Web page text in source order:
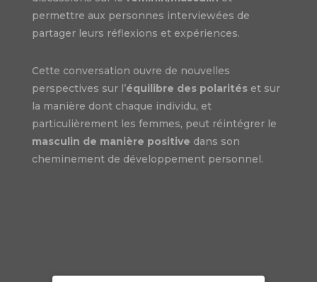
permettre aux personnes interviewées de
partager leurs réflexions et expériences.
Cette conversation ouvre de nouvelles
perspectives sur l’équilibre des polaritéset sur
la manière dont chaque individu, et
particulièrement les femmes, peut réintégrer le
masculin de manière positive dans son
cheminement de développement personnel.